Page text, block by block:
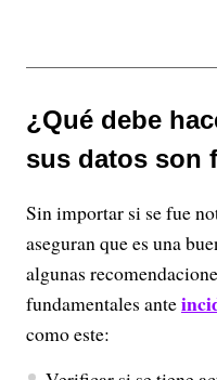
¿Qué debe
sus datos son
Sin importar si se fue
aseguran que es una
algunas
fundamentales ante
como este: